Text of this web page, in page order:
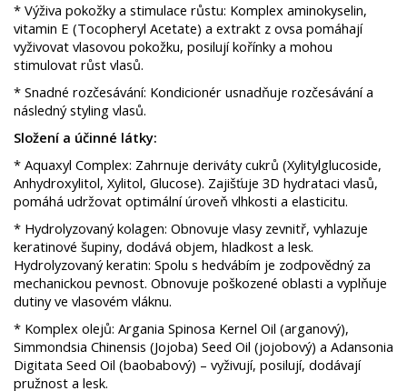
* Výživa pokožky a stimulace růstu: Komplex aminokyselin,
vitamin E (Tocopheryl Acetate) a extrakt z ovsa pomáhají
vyživovat vlasovou pokožku, posilují kořínky a mohou
stimulovat růst vlasů. ​
* Snadné rozčesávání: Kondicionér usnadňuje rozčesávání a
následný styling vlasů. ​
Složení a účinné látky:
* Aquaxyl Complex: Zahrnuje deriváty cukrů (Xylitylglucoside,
Anhydroxylitol, Xylitol, Glucose). Zajišťuje 3D hydrataci vlasů,
pomáhá udržovat optimální úroveň vlhkosti a elasticitu.
* ​Hydrolyzovaný kolagen: Obnovuje vlasy zevnitř, vyhlazuje
keratinové šupiny, dodává objem, hladkost a lesk. ​
Hydrolyzovaný keratin: Spolu s hedvábím je zodpovědný za
mechanickou pevnost. Obnovuje poškozené oblasti a vyplňuje
dutiny ve vlasovém vláknu. ​
* Komplex olejů: Argania Spinosa Kernel Oil (arganový),
Simmondsia Chinensis (Jojoba) Seed Oil (jojobový) a Adansonia
Digitata Seed Oil (baobabový) – vyživují, posilují, dodávají
pružnost a lesk. ​